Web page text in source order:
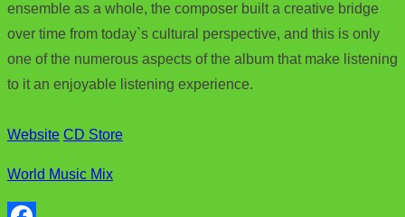
ensemble as a whole, the composer built a creative bridge
over time from today`s cultural perspective, and this is only
one of the numerous aspects of the album that make listening
to it an enjoyable listening experience.
Website CD Store
World Music Mix